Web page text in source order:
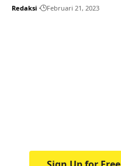
Redaksi Februari 21, 2023